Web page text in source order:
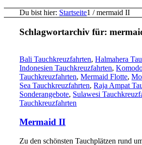
Du bist hier: Startseite1 / mermaid II
Schlagwortarchiv für:
Bali Tauchkreuzfahrten,Halmahera
Indonesien Tauchkreuzfahrten,
Tauchkreuzfahrten,Mermaid Flotte,
Sea Tauchkreuzfahrten,Raja Ampat
Sonderangebote, Sulawesi
Tauchkreuzfahrten
Mermaid II
Zu den schönsten Tauchplätzen rund